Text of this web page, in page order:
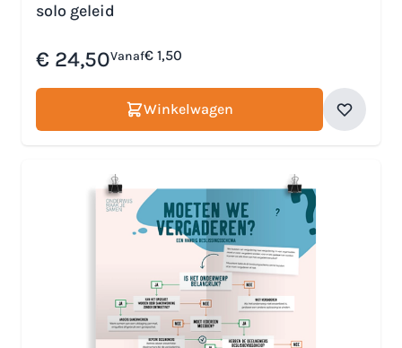
solo geleid
€ 24,50Vanaf€ 1,50
Winkelwagen